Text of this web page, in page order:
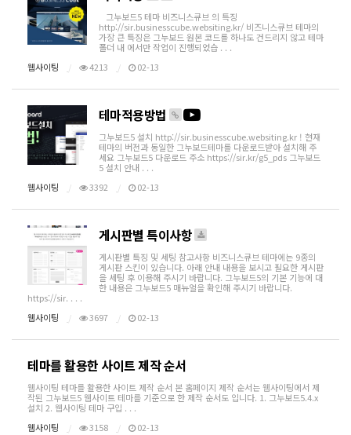
그누보드5 테마 비즈니스큐브 의 특징
http://sir.businesscube.websiting.kr/ 비즈니스큐브 테마의
가장 큰 특징은 그누보드 원본 코드를 하나도 건드리지 않고 테마
폴더 내 에서만 작업이 진행되었습 . . .
웹사이팅
4213 02-13
테마적용방법
그누보드5 설치 http://sir.businesscube.websiting.kr ! 현재
테마의 버전과 동일한 그누보드테마를 다운로드받아 설치해 주
세요 그누보드5 다운로드 주소 https://sir.kr/g5_pds 그누보드
5 설치 안내 . . .
웹사이팅
3392 02-13
게시판별 특이사항
게시판별 특징 및 세팅 참고사항 비즈니스큐브 테마에는 9종의
게시판 스킨이 있습니다. 아래 안내 내용을 보시고 필요한 게시판
을 세팅 후 이용해 주시기 바랍니다. 그누보드5의 기본 기능에 대
한 내용은 그누보드5 매뉴얼을 확인해 주시기 바랍니다.
https://sir. . . .
웹사이팅
3697 02-13
테마를 활용한 사이트 제작 순서
웹사이팅 테마를 활용한 사이트 제작 순서 본 홈페이지 제작 순서는 웹사이팅에서 제
작된 그누보드5 웹사이트 테마를 기준으로 한 제작 순서도 입니다. 1. 그누보드5.4.x
설치 2. 웹사이팅 테마 구입 . . .
웹사이팅
3158 02-13